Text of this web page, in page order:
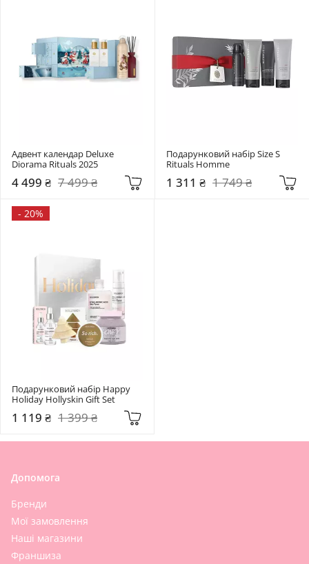
Адвент календар Deluxe
Diorama Rituals 2025
4 499 ₴ 7 499 ₴
Подарунковий набір Size S
Rituals Homme
1 311 ₴ 1 749 ₴
- 20%
Подарунковий набір Happy
Holiday Hollyskin Gift Set
1 119 ₴ 1 399 ₴
Допомога
Бренди
Мої замовлення
Наші магазини
Франшиза